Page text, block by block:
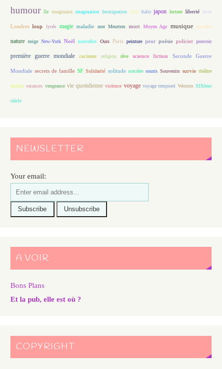
humour île imaginaire imagination Immigration Inde Italie japon lecture liberté livre
Londres loup lycée magie maladie mer Meurtres mort Moyen Age musique mystère
nature neige New-York Noël nouvelles Ours Paris peinture peur poésie policier pouvoir
première guerre mondiale racisme religion rêve science fiction Seconde Guerre
Mondiale secrets de famille SF Solidarité solitude sorcière souris Souvenirs survie théâtre
thriller vacances vengeance vie quotidienne violence voyage voyage temporel Western XIXème
siècle
NEWSLETTER
Your email:
A VOIR
Bons Plans
Et la pub, elle est où ?
COPYRIGHT